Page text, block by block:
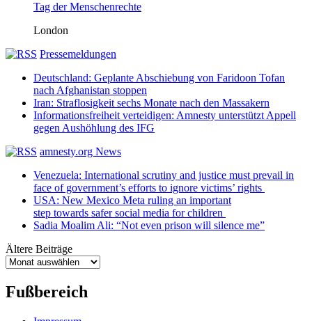
Tag der Menschenrechte
London
Pressemeldungen
Deutschland: Geplante Abschiebung von Faridoon Tofan
nach Afghanistan stoppen
Iran: Straflosigkeit sechs Monate nach den Massakern
Informationsfreiheit verteidigen: Amnesty unterstützt Appell
gegen Aushöhlung des IFG
amnesty.org News
Venezuela: International scrutiny and justice must prevail in
face of government’s efforts to ignore victims’ rights
USA: New Mexico Meta ruling an important
step towards safer social media for children
Sadia Moalim Ali: “Not even prison will silence me”
Ältere Beiträge
Ältere
Fußbereich